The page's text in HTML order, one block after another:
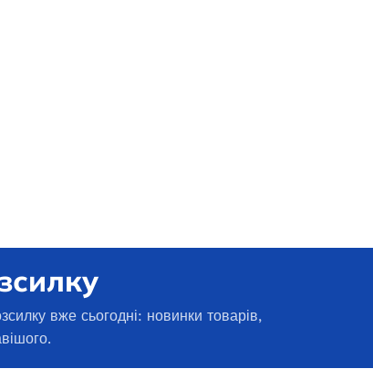
вже сьогодні: новинки товарів,